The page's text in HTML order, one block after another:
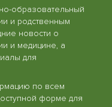
образовательный
и родственным
новости о
и медицине, а
для
по всем
форме для